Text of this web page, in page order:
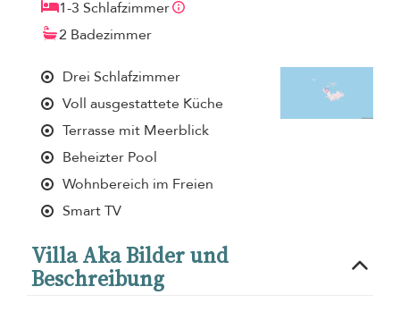
1-3 Schlafzimmer
2 Badezimmer
Drei Schlafzimmer
Voll ausgestattete Küche
Terrasse mit Meerblick
Beheizter Pool
Wohnbereich im Freien
Smart TV
Villa Aka Bilder und
Beschreibung